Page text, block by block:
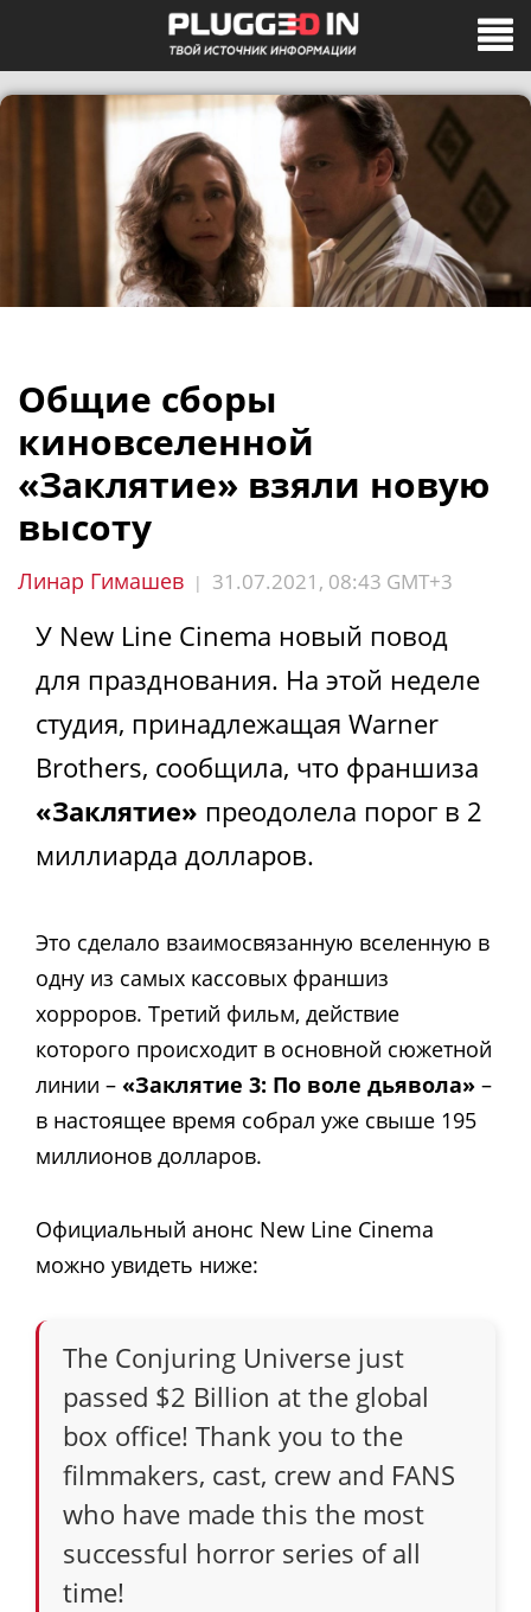
Общие сборы
киновселенной
«Заклятие» взяли новую
высоту
Линар Гимашев | 31.07.2021, 08:43 GMT+3
У New Line Cinema новый повод
для празднования. На этой неделе
студия, принадлежащая Warner
Brothers, сообщила, что франшиза
«Заклятие» преодолела порог в 2
миллиарда долларов.
Это сделало взаимосвязанную вселенную в
одну из самых кассовых франшиз
хорроров. Третий фильм, действие
которого происходит в основной сюжетной
линии – «Заклятие 3: По воле дьявола» –
в настоящее время собрал уже свыше 195
миллионов долларов.
Официальный анонс New Line Cinema
можно увидеть ниже:
The Conjuring Universe just
passed $2 Billion at the global
box office! Thank you to the
filmmakers, cast, crew and FANS
who have made this the most
successful horror series of all
time!